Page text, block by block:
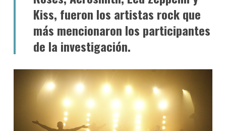
Kiss, fueron los artistas rock que
más mencionaron los participantes
de la investigación.